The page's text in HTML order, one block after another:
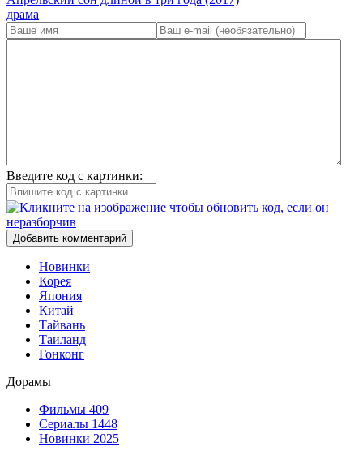
драма
Введите код с картинки:
Добавить комментарий
Новинки
Корея
Япония
Китай
Тайвань
Таиланд
Гонконг
Дорамы
Фильмы 409
Сериалы 1448
Новинки 2025